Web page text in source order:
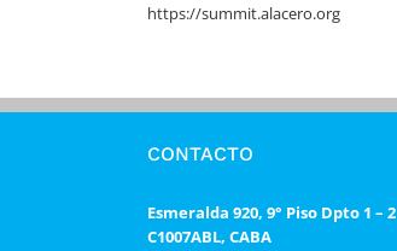
https://summit.alacero.org
CONTACTO
Esmeralda 920, 9° Piso Dpto 1 – 2
C1007ABL, CABA